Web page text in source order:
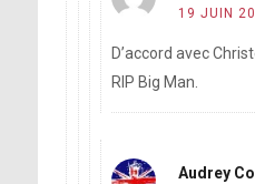
19 JUIN
D’accord avec
RIP Big Man.
Audrey